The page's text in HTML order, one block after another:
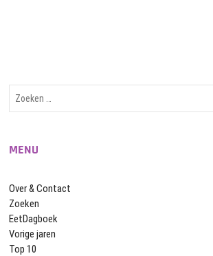
MENU
Over & Contact
Zoeken
EetDagboek
Vorige jaren
Top 10